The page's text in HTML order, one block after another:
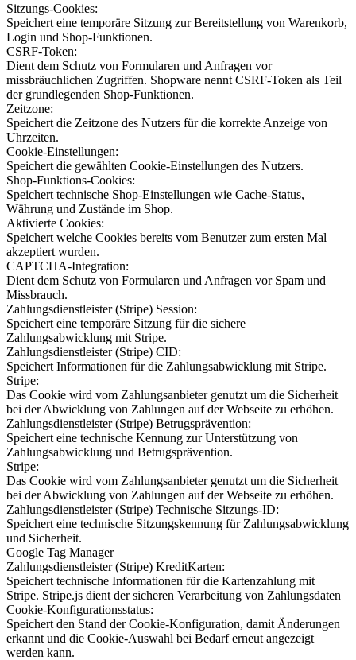
Sitzungs-Cookies:
Speichert eine temporäre Sitzung zur Bereitstellung von Warenkorb,
Login und Shop-Funktionen.
CSRF-Token:
Dient dem Schutz von Formularen und Anfragen vor
missbräuchlichen Zugriffen. Shopware nennt CSRF-Token als Teil
der grundlegenden Shop-Funktionen.
Zeitzone:
Speichert die Zeitzone des Nutzers für die korrekte Anzeige von
Uhrzeiten.
Cookie-Einstellungen:
Speichert die gewählten Cookie-Einstellungen des Nutzers.
Shop-Funktions-Cookies:
Speichert technische Shop-Einstellungen wie Cache-Status,
Währung und Zustände im Shop.
Aktivierte Cookies:
Speichert welche Cookies bereits vom Benutzer zum ersten Mal
akzeptiert wurden.
CAPTCHA-Integration:
Dient dem Schutz von Formularen und Anfragen vor Spam und
Missbrauch.
Zahlungsdienstleister (Stripe) Session:
Speichert eine temporäre Sitzung für die sichere
Zahlungsabwicklung mit Stripe.
Zahlungsdienstleister (Stripe) CID:
Speichert Informationen für die Zahlungsabwicklung mit Stripe.
Stripe:
Das Cookie wird vom Zahlungsanbieter genutzt um die Sicherheit
bei der Abwicklung von Zahlungen auf der Webseite zu erhöhen.
Zahlungsdienstleister (Stripe) Betrugsprävention:
Speichert eine technische Kennung zur Unterstützung von
Zahlungsabwicklung und Betrugsprävention.
Stripe:
Das Cookie wird vom Zahlungsanbieter genutzt um die Sicherheit
bei der Abwicklung von Zahlungen auf der Webseite zu erhöhen.
Zahlungsdienstleister (Stripe) Technische Sitzungs-ID:
Speichert eine technische Sitzungskennung für Zahlungsabwicklung
und Sicherheit.
Google Tag Manager
Zahlungsdienstleister (Stripe) KreditKarten:
Speichert technische Informationen für die Kartenzahlung mit
Stripe. Stripe.js dient der sicheren Verarbeitung von Zahlungsdaten
Cookie-Konfigurationsstatus:
Speichert den Stand der Cookie-Konfiguration, damit Änderungen
erkannt und die Cookie-Auswahl bei Bedarf erneut angezeigt
werden kann.